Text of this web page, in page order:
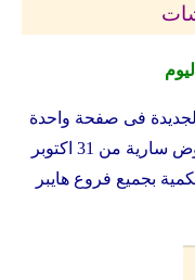
لجديدة فى صفحة واحدة
عروض هايبر وان – العروض سارية من 31 اكتوبر
بجميع فروع هايبر